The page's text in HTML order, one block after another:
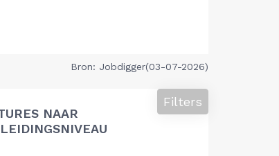
Bron: Jobdigger(03-07-2026)
NAAR
Filters